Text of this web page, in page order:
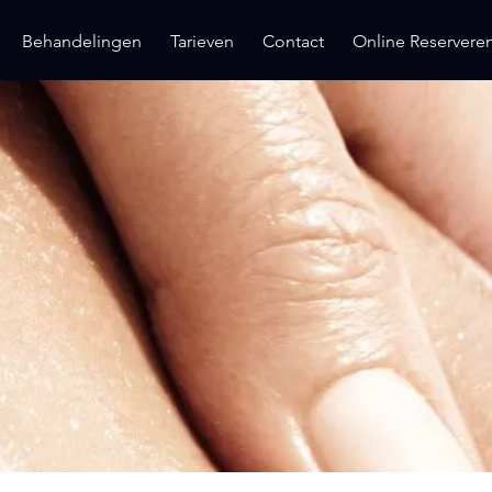
Behandelingen Tarieven Contact Online